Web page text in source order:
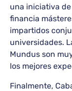
una iniciativa
financia
impartidos
universidades.
Mundus son
los mejores
Finalmente,